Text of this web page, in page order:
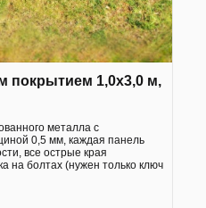
покрытием 1,0х3,0 м,
металла с
0,5 мм, каждая панель
все острые края
на болтах (нужен только ключ